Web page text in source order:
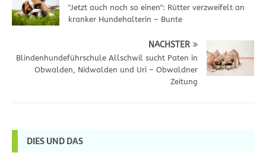
"Jetzt auch noch so einen": Rütter verzweifelt an
kranker Hundehalterin – Bunte
NÄCHSTER
Blindenhundeführschule Allschwil sucht Paten in
Obwalden, Nidwalden und Uri – Obwaldner
Zeitung
DIES UND DAS